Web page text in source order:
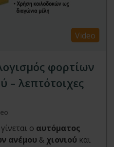
Video
φορτίων
– λεπτότοιχες
ο αυτόματος
ανέμου & χιονιού και